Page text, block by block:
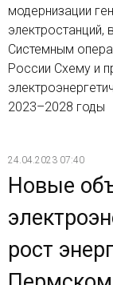
модернизации
Системным
России Схему и
2023–2028 годы
24.04.2023 07:40
Новые
рост